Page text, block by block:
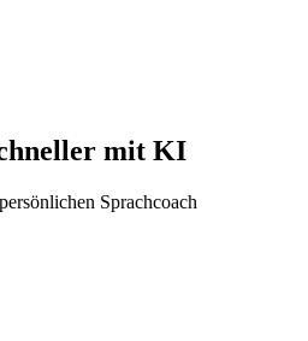
mit KI
Sprachcoach